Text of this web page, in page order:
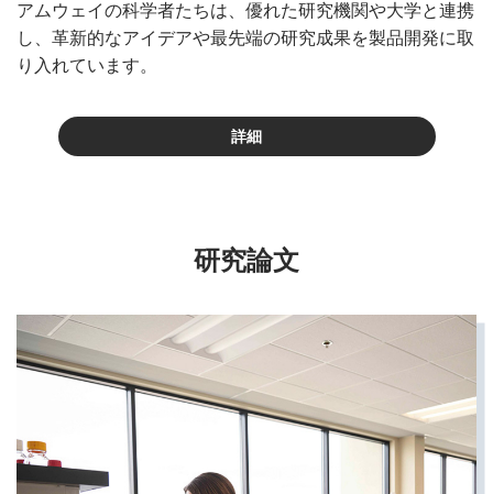
アムウェイの科学者たちは、優れた研究機関や大学と連携
し、革新的なアイデアや最先端の研究成果を製品開発に取
り入れています。
詳細
研究論文